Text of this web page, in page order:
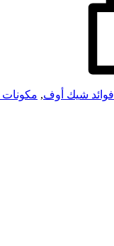
فوائد شيك أوف,